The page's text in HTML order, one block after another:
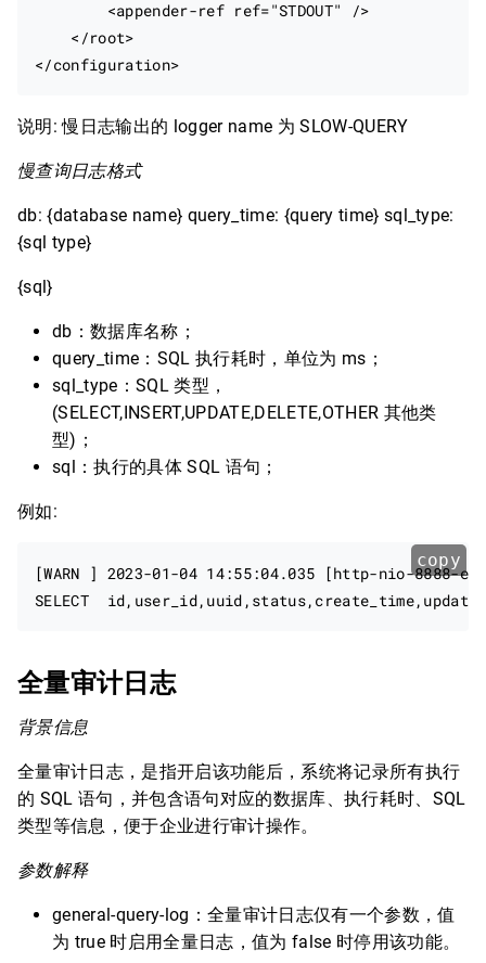
        <appender-ref ref="STDOUT" />
    </root>
说明: 慢日志输出的 logger name 为 SLOW-QUERY
慢查询日志格式
db: {database name} query_time: {query time} sql_type:
{sql type}
{sql}
db：数据库名称；
query_time：SQL 执行耗时，单位为 ms；
sql_type：SQL 类型，
(SELECT,INSERT,UPDATE,DELETE,OTHER 其他类
型)；
sql：执行的具体 SQL 语句；
例如:
copy
[WARN ] 2023-01-04 14:55:04.035 [http-nio-8888-
全量审计日志
背景信息
全量审计日志，是指开启该功能后，系统将记录所有执行
的 SQL 语句，并包含语句对应的数据库、执行耗时、SQL
类型等信息，便于企业进行审计操作。
参数解释
general-query-log：全量审计日志仅有一个参数，值
为 true 时启用全量日志，值为 false 时停用该功能。